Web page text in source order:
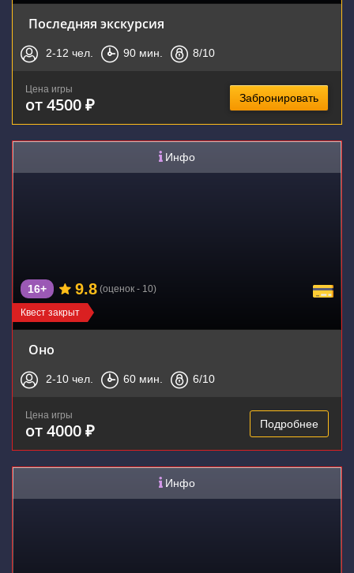
Последняя экскурсия
2-12 чел. 90 мин. 8/10
Цена игры
от 4500 ₽ Забронировать
Инфо
Квест закрыт
16+ 9.8 (оценок - 10)
Оно
2-10 чел. 60 мин. 6/10
Цена игры
от 4000 ₽ Подробнее
Инфо